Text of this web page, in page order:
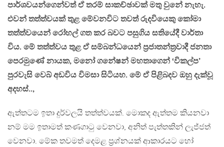
පාර්ශවයන්ගෙන්වත් ඒ තරම් සාකච්ඡාවක් මතු වුනේ නැහැ.
එවන් තත්ත්වයක් තුළ මේවනවිට තවත් රුදවියෙකු කෝමා
තත්ත්වයෙන් රෝහල් ගත කර බවට පසුගිය සතියේදී වාර්තා
විය. මේ තත්ත්වය තුළ ඒ සම්බන්ධයෙන් ප‍්‍රජාතන්ත‍්‍රවාදී ජනතා
පෙරමුණේ නායක, මනෝ ගනේෂන් මහතාගෙන් ‘විකල්ප’
පුරවැසි වෙබ් අඩවිය විමසා සිටියහ. මේ ඒ පිළිබදව ඔහු දැක්වූ
අදහස්..,
ඇත්තටම ඉතා දුර්වලයි තත්ත්වයක්. මොකද ඇත්තම කියනවා
නම් මම ඉතාමත් කණගාටු වෙනවා, අනිත් පැත්තකින් ලැජ්ජත්
වෙනවා. මේක තවමත් දෙමළ ප‍්‍රශ්නයක් ආකාරයට හෝ